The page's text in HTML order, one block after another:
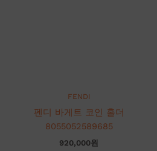
FENDI
펜디 바게트 코인 홀더
8055052589685
920,000원